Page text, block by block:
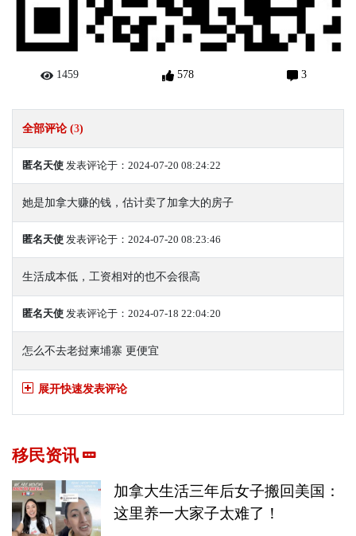
1459 578 3
全部评论 (3)
匿名天使 发表评论于：2024-07-20 08:24:22
她是加拿大赚的钱，估计卖了加拿大的房子
匿名天使 发表评论于：2024-07-20 08:23:46
生活成本低，工资相对的也不会很高
匿名天使 发表评论于：2024-07-18 22:04:20
怎么不去老挝柬埔寨 更便宜
展开快速发表评论
移民资讯
加拿大生活三年后女子搬回美国：
这里养一大家子太难了！